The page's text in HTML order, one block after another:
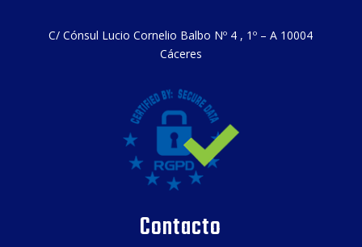
C/ Cónsul Lucio Cornelio Balbo Nº 4 , 1º – A 10004
Cáceres
Contacto